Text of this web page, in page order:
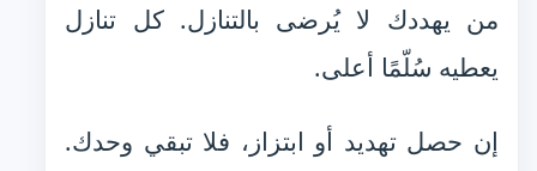
من يهددك لا يُرضى بالتنازل. كل تنازل
يعطيه سُلّمًا أعلى.
إن حصل تهديد أو ابتزاز، فلا تبقي وحدك.